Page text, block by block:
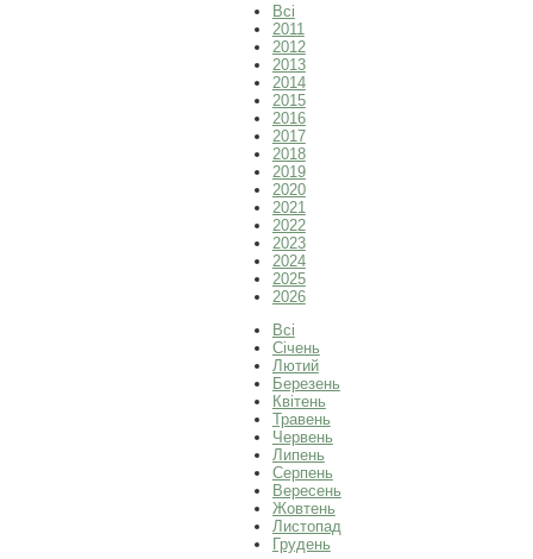
Всі
2011
2012
2013
2014
2015
2016
2017
2018
2019
2020
2021
2022
2023
2024
2025
2026
Всі
Січень
Лютий
Березень
Квітень
Травень
Червень
Липень
Серпень
Вересень
Жовтень
Листопад
Грудень